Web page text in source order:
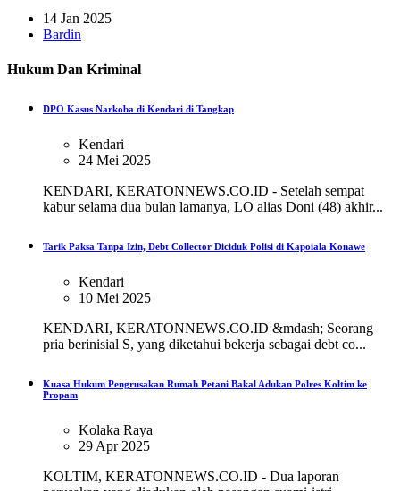
14 Jan 2025
Bardin
Hukum Dan Kriminal
DPO Kasus Narkoba di Kendari di Tangkap
Kendari
24 Mei 2025
KENDARI, KERATONNEWS.CO.ID - Setelah sempat
kabur selama dua bulan lamanya, LO alias Doni (48) akhir...
Tarik Paksa Tanpa Izin, Debt Collector Diciduk Polisi di Kapoiala Konawe
Kendari
10 Mei 2025
KENDARI, KERATONNEWS.CO.ID &mdash; Seorang
pria berinisial S, yang diketahui bekerja sebagai debt co...
Kuasa Hukum Pengrusakan Rumah Petani Bakal Adukan Polres Koltim ke
Propam
Kolaka Raya
29 Apr 2025
KOLTIM, KERATONNEWS.CO.ID - Dua laporan